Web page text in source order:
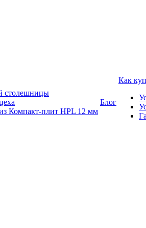
столешницы
Компакт-плит HPL 12 мм
Блог
Как